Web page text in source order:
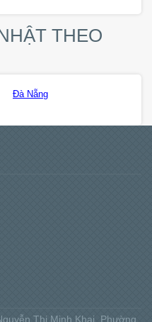
THEO
Đà Nẵng
Thị Minh Khai, Phường